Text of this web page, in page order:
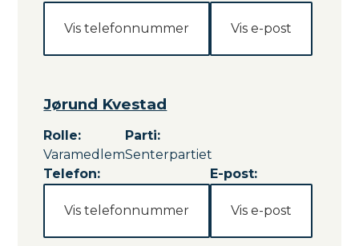
Vis telefonnummer Vis e-post
Jørund Kvestad
Rolle:
Varamedlem
Parti:
Senterpartiet
Telefon:
Vis telefonnummer
E-post:
Vis e-post